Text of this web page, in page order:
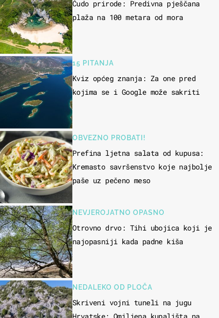
Čudo prirode: Predivna pješčana
plaža na 100 metara od mora
15 PITANJA
Kviz općeg znanja: Za one pred
kojima se i Google može sakriti
OBVEZNO PROBATI!
Prefina ljetna salata od kupusa:
Kremasto savršenstvo koje najbolje
paše uz pečeno meso
NEVJEROJATNO OPASNO
Otrovno drvo: Tihi ubojica koji je
najopasniji kada padne kiša
NEDALEKO OD PLOČA
Skriveni vojni tuneli na jugu